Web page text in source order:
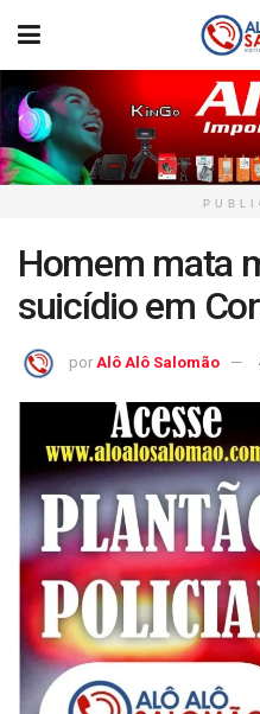
Homem mata
suicídio em
por Alô Alô Salomão